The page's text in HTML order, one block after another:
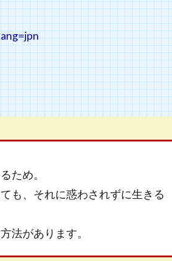
ため。
も、それに惑わされずに生きる
法があります。